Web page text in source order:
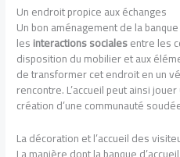
Un endroit propice aux échanges
Un bon aménagement de la
lesinteractions socialesentre les
disposition du mobilier et aux
de transformer cet endroit en un
rencontre. L’accueil peut ainsi
création d’une communauté
La décoration et l’accueil des